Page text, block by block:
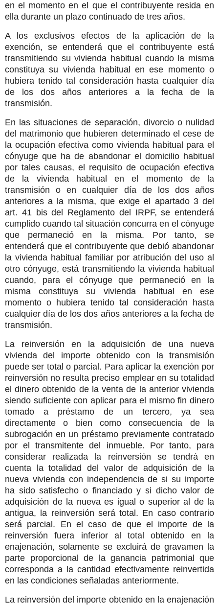
en el momento en el que el contribuyente resida en
ella durante un plazo continuado de tres años.
A los exclusivos efectos de la aplicación de la
exención, se entenderá que el contribuyente está
transmitiendo su vivienda habitual cuando la misma
constituya su vivienda habitual en ese momento o
hubiera tenido tal consideración hasta cualquier día
de los dos años anteriores a la fecha de la
transmisión.
En las situaciones de separación, divorcio o nulidad
del matrimonio que hubieren determinado el cese de
la ocupación efectiva como vivienda habitual para el
cónyuge que ha de abandonar el domicilio habitual
por tales causas, el requisito de ocupación efectiva
de la vivienda habitual en el momento de la
transmisión o en cualquier día de los dos años
anteriores a la misma, que exige el apartado 3 del
art. 41 bis del Reglamento del IRPF, se entenderá
cumplido cuando tal situación concurra en el cónyuge
que permaneció en la misma. Por tanto, se
entenderá que el contribuyente que debió abandonar
la vivienda habitual familiar por atribución del uso al
otro cónyuge, está transmitiendo la vivienda habitual
cuando, para el cónyuge que permaneció en la
misma constituya su vivienda habitual en ese
momento o hubiera tenido tal consideración hasta
cualquier día de los dos años anteriores a la fecha de
transmisión.
La reinversión en la adquisición de una nueva
vivienda del importe obtenido con la transmisión
puede ser total o parcial. Para aplicar la exención por
reinversión no resulta preciso emplear en su totalidad
el dinero obtenido de la venta de la anterior vivienda
siendo suficiente con aplicar para el mismo fin dinero
tomado a préstamo de un tercero, ya sea
directamente o bien como consecuencia de la
subrogación en un préstamo previamente contratado
por el transmitente del inmueble. Por tanto, para
considerar realizada la reinversión se tendrá en
cuenta la totalidad del valor de adquisición de la
nueva vivienda con independencia de si su importe
ha sido satisfecho o financiado y si dicho valor de
adquisición de la nueva es igual o superior al de la
antigua, la reinversión será total. En caso contrario
será parcial. En el caso de que el importe de la
reinversión fuera inferior al total obtenido en la
enajenación, solamente se excluirá de gravamen la
parte proporcional de la ganancia patrimonial que
corresponda a la cantidad efectivamente reinvertida
en las condiciones señaladas anteriormente.
La reinversión del importe obtenido en la enajenación